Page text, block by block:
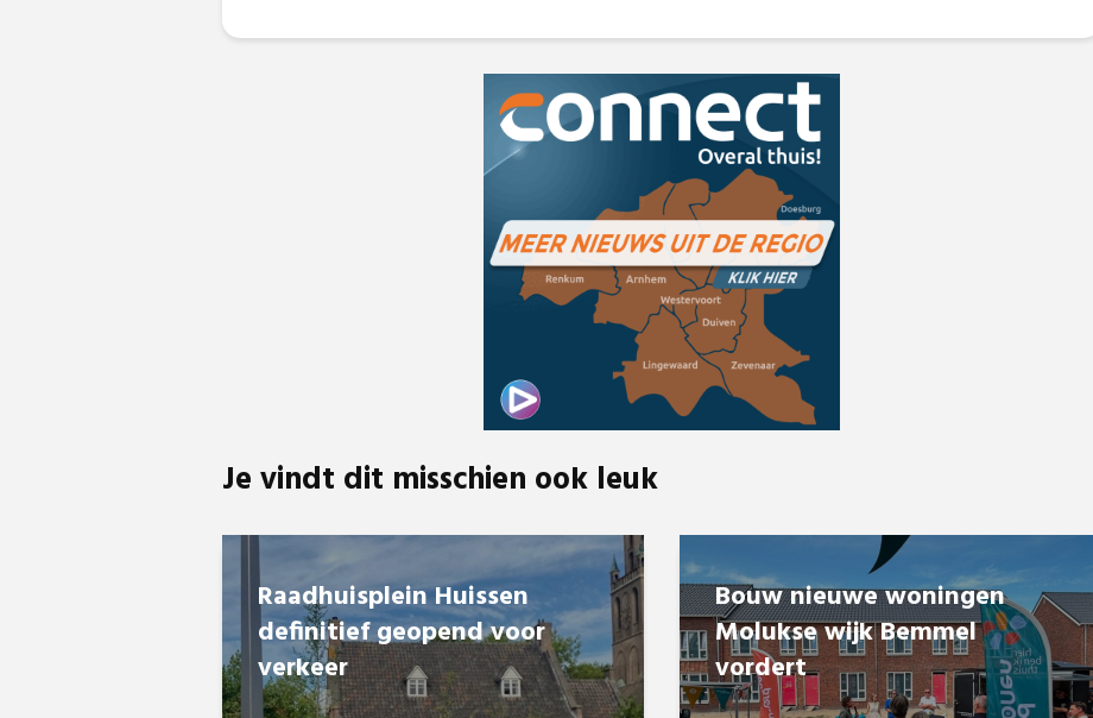
Je vindt dit misschien ook leuk
Raadhuisplein Huissen
definitief geopend voor
verkeer
Bouw nieuwe woningen
Molukse wijk Bemmel
vordert